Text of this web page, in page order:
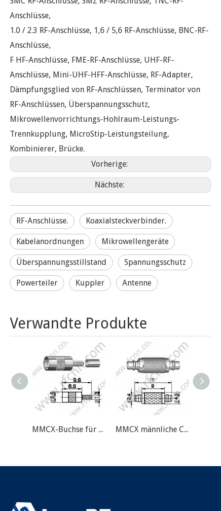
Anschlüsse,
1.0 / 2.3 RF-Anschlüsse, 1,6 / 5,6 RF-Anschlüsse, BNC-RF-
Anschlüsse,
F HF-Anschlüsse, FME-RF-Anschlüsse, UHF-RF-
Anschlüsse, Mini-UHF-HFF-Anschlüsse, RF-Adapter,
Dämpfungsglied von RF-Anschlüssen, Terminator von
RF-Anschlüssen, Überspannungsschutz,
Mikrowellenvorrichtungs-Hohlraum-Leistungs-
Trennkupplung, MicroStip-Leistungsteilung,
Kombinierer, Brücke.
Vorherige:
Nächste:
RF-Anschlüsse. Koaxialsteckverbinder.
Kabelanordnungen Mikrowellengeräte
Überspannungsstillstand Spannungsschutz
Powerteiler Kuppler Antenne
Verwandte Produkte
MMCX-Buchse für 0,4D RF-Anschluss MMCX männliche Crimp für RG174 RF-Anschluss